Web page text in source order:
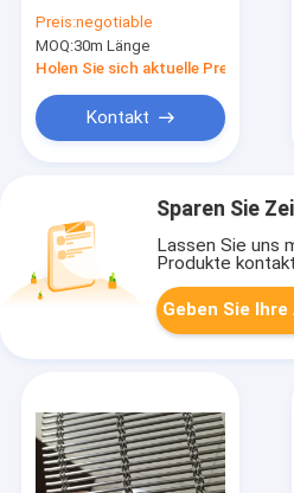
quetschverbundener
Rod SS304 SS316
Preis:negotiable
MOQ:30m Länge
Holen Sie sich aktuelle Preis
Kontakt
Sparen Sie
Lassen Sie uns
Produkte
Geben Sie